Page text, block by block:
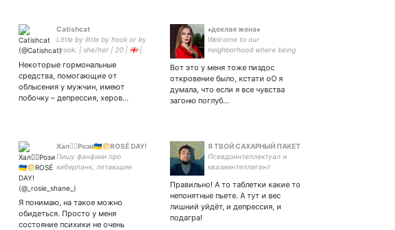
Catishcat
Little by little by hook or by
crook. | she/her | 20 | 🇬🇪 |
Некоторые гормональные
средства, помогающие от
облысения у мужчин, имеют
побочку – депрессия, херов…
♦дохлая жена♦
Welcome to our
neighborhood where being
ass and taking names, living
like a villain should 🎪
Вот это у меня тоже пиздос
откровение было, кстати оО я
думала, что если я все чувства
загоню поглуб…
Хал⩜⃝Рози🇺🇦🌕ROSÉ DAY!
Пишу фанфики про
киберпанк, летающие
демонов, нимф, вампиров,
Я понимаю, на такое можно
обидеться. Просто у меня
состояние психики не очень
Я ТВОЙ САХАРНЫЙ ПАКЕТ
Псевдоинтеллектуал и
квазиинтеллигент
Правильно! А то таблетки какие то
непонятные пьете. А тут и вес
лишний уйдёт, и депрессия, и
подагра!